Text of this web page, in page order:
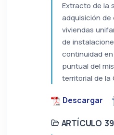
Extracto de la
adquisición
viviendas
de
continuidad
puntual del
territorial de la
Descargar
ARTÍCULO